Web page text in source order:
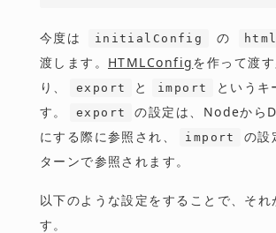
今度は initialConfig の html
渡します。 HTMLConfigを作って渡
り、
export と import
というキ
す。
export
の設定は、Nodeから
にする際に参照され、
import
の設
ターンで参照されます。
以下のような設定をすることで、それ
す。